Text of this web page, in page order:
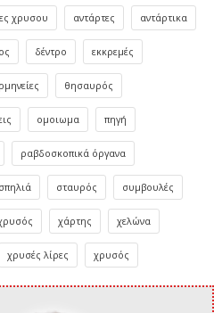
χρυσου αντάρτες αντάρτικα
δέντρο εκκρεμές
θησαυρός
ομοιωμα πηγή
ραβδοσκοπικά όργανα
σπηλιά σταυρός συμβουλές
χάρτης χελώνα
χρυσές λίρες χρυσός